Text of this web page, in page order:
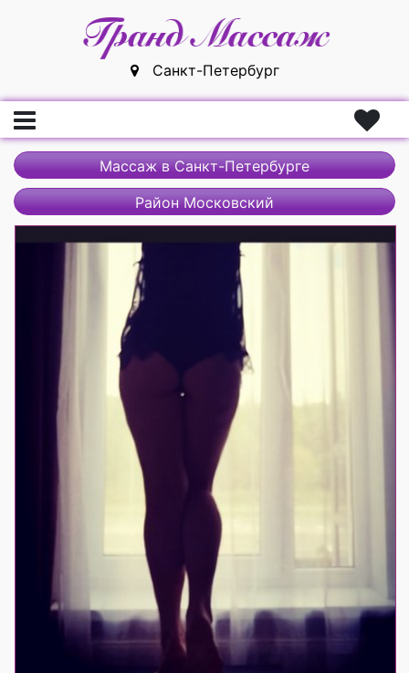
Санкт-Петербург
Главная
Вход
Регистрация
Массажистки
Массажисты
Массажные салоны
Массаж в Санкт-Петербурге
Район Московский